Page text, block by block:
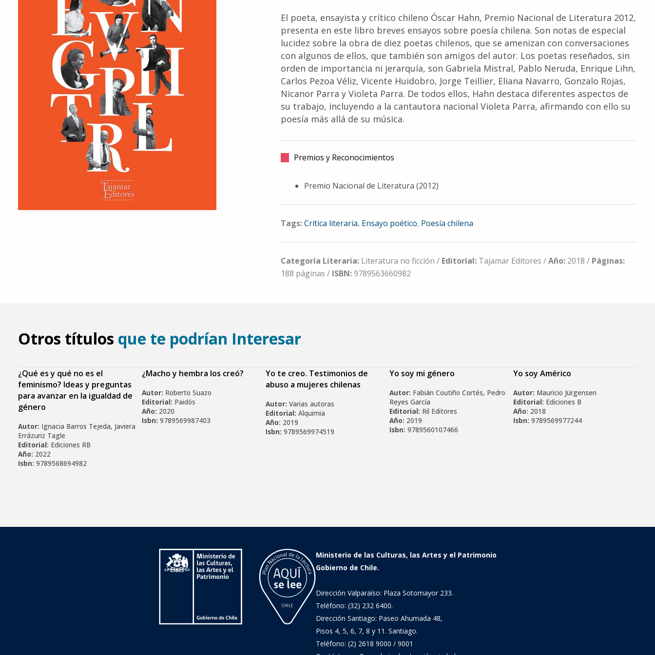
El poeta, ensayista y crítico chileno Óscar Hahn, Premio Nacional de Literatura 2012,
presenta en este libro breves ensayos sobre poesía chilena. Son notas de especial
lucidez sobre la obra de diez poetas chilenos, que se amenizan con conversaciones
con algunos de ellos, que también son amigos del autor. Los poetas reseñados, sin
orden de importancia ni jerarquía, son Gabriela Mistral, Pablo Neruda, Enrique Lihn,
Carlos Pezoa Véliz, Vicente Huidobro, Jorge Teillier, Eliana Navarro, Gonzalo Rojas,
Nicanor Parra y Violeta Parra. De todos ellos, Hahn destaca diferentes aspectos de
su trabajo, incluyendo a la cantautora nacional Violeta Parra, afirmando con ello su
poesía más allá de su música.
Premios y Reconocimientos
Premio Nacional de Literatura (2012)
Tags:Crítica literaria, Ensayo poético, Poesía chilena
Categoría Literaria: Literatura no ficción / Editorial: Tajamar Editores /Año: 2018 / Páginas:
188 páginas / ISBN:9789563660982
Otros títulos que te podrían Interesar
¿Qué es y qué no es el
feminismo? Ideas y preguntas
para avanzar en la igualdad de
género
Autor: Ignacia Barros Tejeda, Javiera
Errázuriz Tagle
Editorial: Ediciones RB
Año: 2022
Isbn: 9789568694982
¿Macho y hembra los creó?
Autor: Roberto Suazo
Editorial: Paidós
Año: 2020
Isbn: 9789569987403
Yo te creo. Testimonios de
abuso a mujeres chilenas
Autor: Varias autoras
Editorial: Alquimia
Año: 2019
Isbn: 9789569974519
Yo soy mi género
Autor: Fabián Coutiño Cortés, Pedro
Reyes García
Editorial: Ril Editores
Año: 2019
Isbn: 9789560107466
Yo soy Américo
Autor: Mauricio Jürgensen
Editorial: Ediciones B
Año: 2018
Isbn: 9789569977244
Ministerio de las Culturas, las Artes y el Patrimonio
Gobierno de Chile.
Dirección Valparaíso: Plaza Sotomayor 233.
Teléfono: (32) 232 6400.
Dirección Santiago: Paseo Ahumada 48,
Pisos 4, 5, 6, 7, 8 y 11. Santiago.
Teléfono: (2) 2618 9000 / 9001